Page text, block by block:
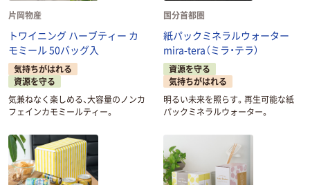
片岡物産
トワイニング ハーブティー カ
モミール 50バッグ入
気持ちがはれる
資源を守る
気兼ねなく楽しめる、大容量のノンカ
フェインカモミールティー。
国分首都圏
紙パックミネラルウォーター
mira-tera（ミラ・テラ）
資源を守る
気持ちがはれる
明るい未来を照らす。再生可能な紙
パックミネラルウォーター。